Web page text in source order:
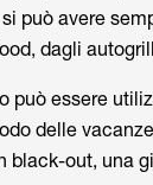
può avere
dagli
può essere
delle
black-out, una